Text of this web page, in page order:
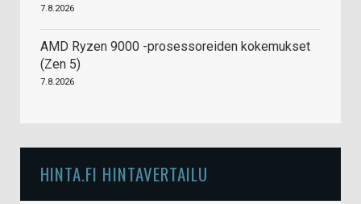
7.8.2026
AMD Ryzen 9000 -prosessoreiden kokemukset
(Zen 5)
7.8.2026
HINTA.FI HINTAVERTAILU